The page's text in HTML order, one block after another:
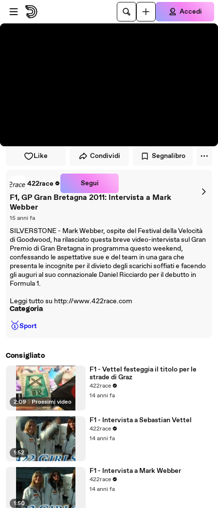
Vai al lettore
Passa al contenuto principale
Accedi
Like Condividi Segnalibro
422race Segui
F1, GP Gran Bretagna 2011: Intervista a Mark
Webber
15 anni fa
SILVERSTONE - Mark Webber, ospite del Festival della Velocità
di Goodwood, ha rilasciato questa breve video-intervista sul Gran
Premio di Gran Bretagna in programma questo weekend,
confessando le aspettative sue e del team in una gara che
presenta le incognite per il divieto degli scarichi soffiati e facendo
gli auguri al suo connazionale Daniel Ricciardo per il debutto in
Formula 1.
Leggi tutto su http://www.422race.com
Categoria
🥇Sport
Consigliato
2:09 | Prossimi video
F1 - Vettel festeggia il titolo per le
strade di Graz
422race
14 anni fa
1:52
F1 - Intervista a Sebastian Vettel
422race
14 anni fa
1:50
F1 - Intervista a Mark Webber
422race
14 anni fa